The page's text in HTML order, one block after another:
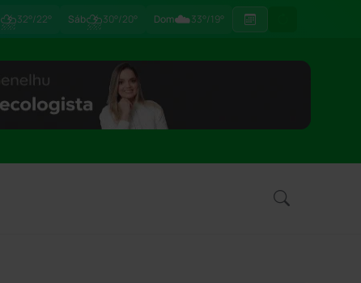
⛈32°/22° Sáb⛈30°/20° Dom☁️33°/19°